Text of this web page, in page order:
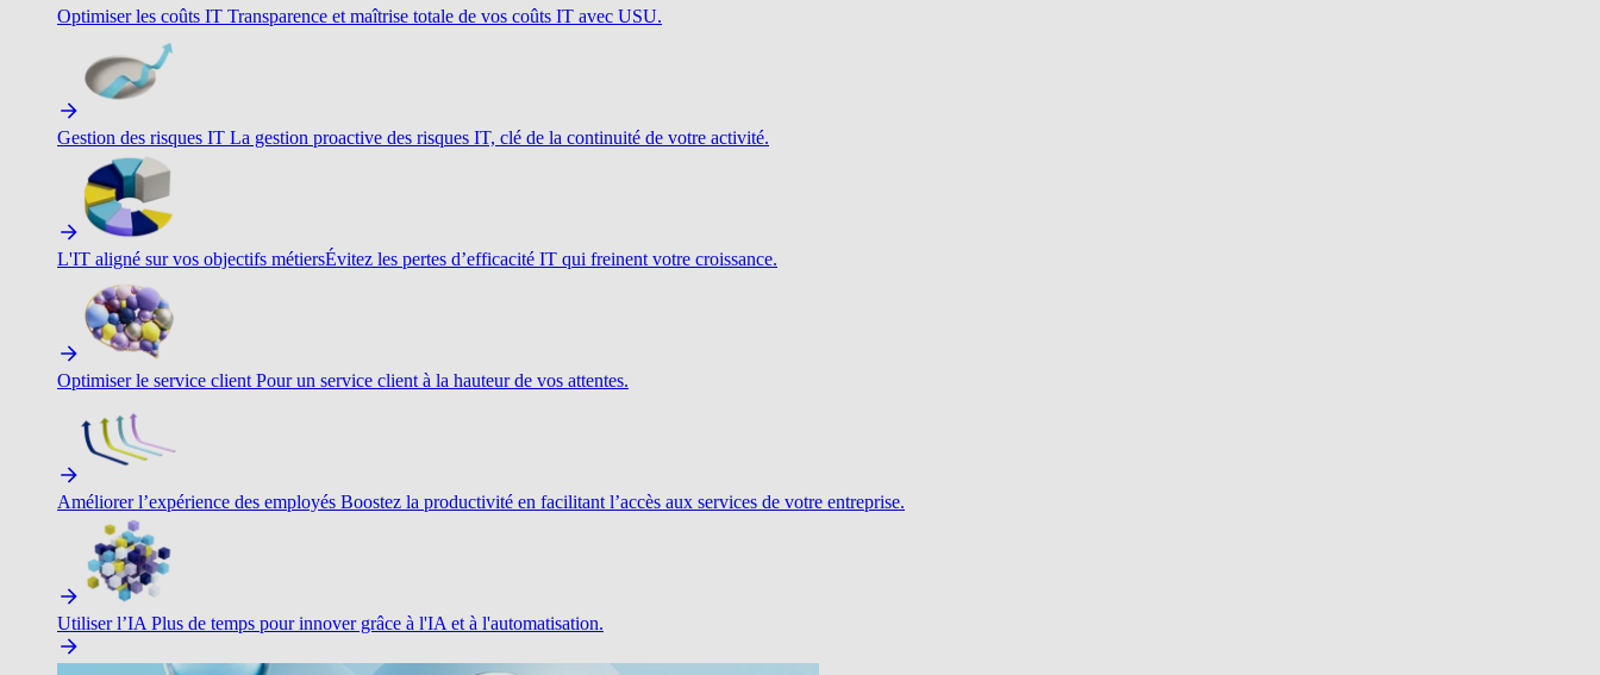
Optimiser les coûts IT Transparence et maîtrise totale de vos coûts IT avec USU.
Gestion des risques IT La gestion proactive des risques IT, clé de la continuité de votre activité.
L'IT aligné sur vos objectifs métiersÉvitez les pertes d’efficacité IT qui freinent votre croissance.
Optimiser le service client Pour un service client à la hauteur de vos attentes.
Améliorer l’expérience des employés Boostez la productivité en facilitant l’accès aux services de votre entreprise.
Utiliser l’IA Plus de temps pour innover grâce à l'IA et à l'automatisation.